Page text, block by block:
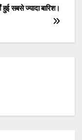
हुई सबसे ज्यादा बारिश।